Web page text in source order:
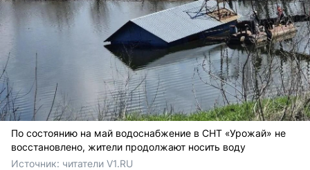
По состоянию на май водоснабжение в СНТ «Урожай» не
восстановлено, жители продолжают носить воду
Источник: читатели V1.RU